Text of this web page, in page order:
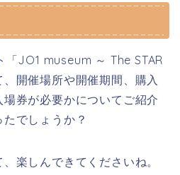
「JO1 museum ～ The STAR
開催場所や開催期間、購入
券が必要かについてご紹介
でしょうか？
楽しんできてくださいね。